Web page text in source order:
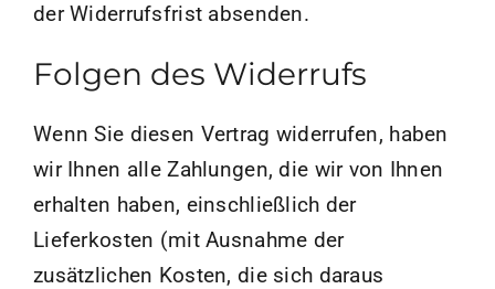
der Widerrufsfrist absenden.
Folgen des Widerrufs
Wenn Sie diesen Vertrag widerrufen, haben
wir Ihnen alle Zahlungen, die wir von Ihnen
erhalten haben, einschließlich der
Lieferkosten (mit Ausnahme der
zusätzlichen Kosten, die sich daraus